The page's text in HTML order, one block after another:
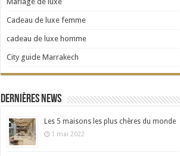
Cadeau de luxe femme
cadeau de luxe homme
City guide Marrakech
Dernières news
Les 5 maisons les plus chères du monde
1 mai 2022